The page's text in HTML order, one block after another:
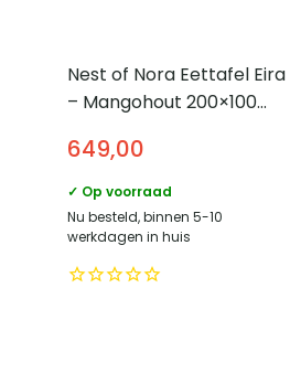
Nest of Nora Eettafel Eira
– Mangohout 200×100
649,00
✓ Op voorraad
Nu besteld, binnen 5-10
werkdagen in huis